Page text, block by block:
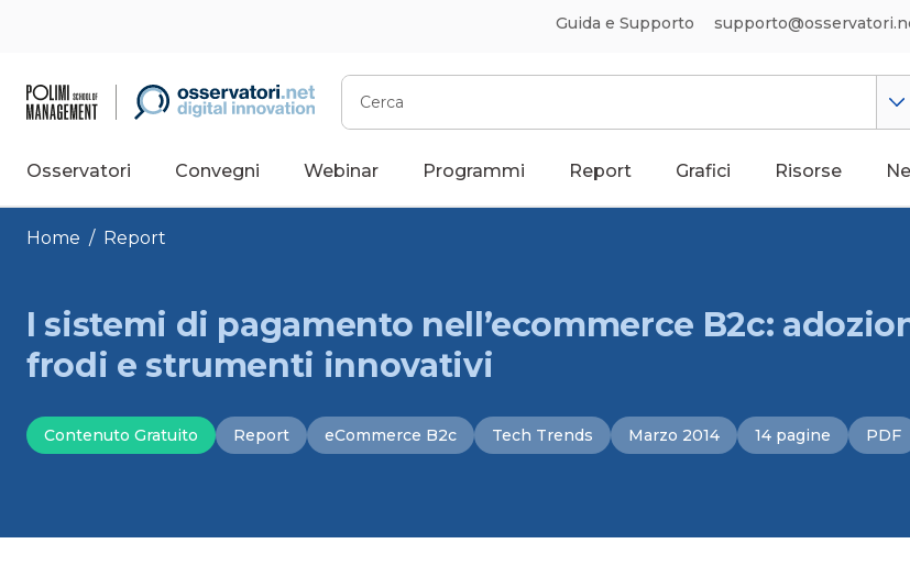
Guida e Supporto
Cerca
Osservatori Convegni Webinar Programmi Report Grafici Risorse
Home / Report
I sistemi di pagamento nell’ecommerce B2c:
frodi e strumenti innovativi
Contenuto Gratuito Report eCommerce B2c Tech Trends Marzo 2014 14 pagine PDF